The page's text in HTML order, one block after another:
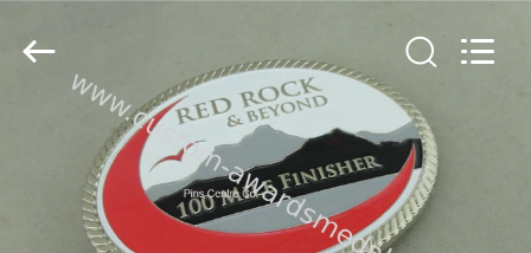
PRODUCTEN
Rights